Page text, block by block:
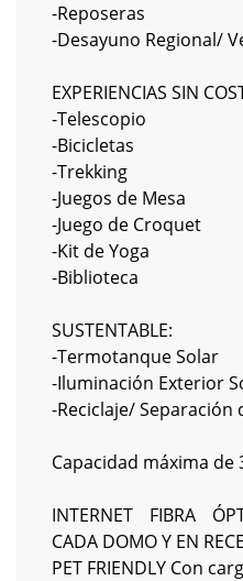
-Reposeras
-Desayuno Regional/
EXPERIENCIAS SIN
-Telescopio
-Bicicletas
-Trekking
-Juegos de Mesa
-Juego de Croquet
-Kit de Yoga
-Biblioteca
SUSTENTABLE:
-Termotanque Solar
-Iluminación Exterior
-Reciclaje/ Separación
Capacidad máxima de
INTERNET FIBRA
CADA DOMO Y EN
PET FRIENDLY Con